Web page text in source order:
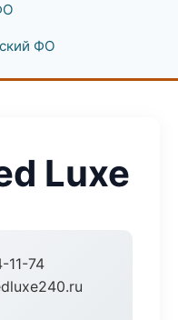
ФО
Luxe
11-74